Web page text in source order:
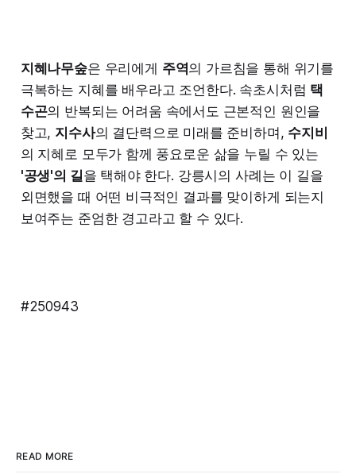
지혜나무숲은 우리에게 주역의 가르침을 통해 위기를
극복하는 지혜를 배우라고 조언한다. 속초시처럼 택
수곤의 반복되는 어려움 속에서도 근본적인 원인을
찾고, 지수사의 결단력으로 미래를 준비하며, 수지비
의 지혜로 모두가 함께 풍요로운 삶을 누릴 수 있는
'공생'의 길을 택해야 한다. 강릉시의 사례는 이 길을
외면했을 때 어떤 비극적인 결과를 맞이하게 되는지
보여주는 준엄한 경고라고 할 수 있다.
#250943
READ MORE